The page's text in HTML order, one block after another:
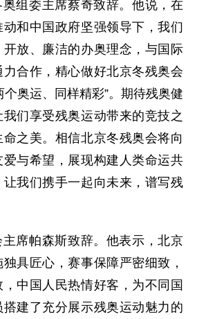
组委主席蔡奇致辞。他说，在
和中国政府坚强领导下，我们
放、廉洁的办奥理念，与国际
合作，精心做好北京冬残奥会
个奥运、同样精彩”。期待残奥健
我们享受残奥运动带来的竞技之
之美。相信北京冬残奥会将向
与希望，展现构建人类命运共
让我们携手一起向未来，谱写残
主席帕森斯致辞。他表示，北京
具匠心，赛事保障严密细致，
中国人民热情好客，为不同国
建了充分展示残奥运动魅力的